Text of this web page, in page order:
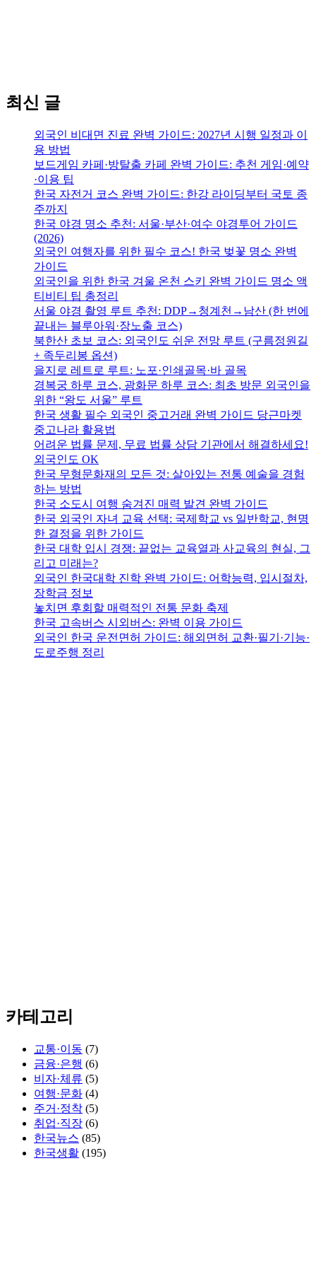
최신 글
외국인 비대면 진료 완벽 가이드: 2027년 시행 일정과 이
용 방법
보드게임 카페·방탈출 카페 완벽 가이드: 추천 게임·예약
·이용 팁
한국 자전거 코스 완벽 가이드: 한강 라이딩부터 국토 종
주까지
한국 야경 명소 추천: 서울·부산·여수 야경투어 가이드
(2026)
외국인 여행자를 위한 필수 코스! 한국 벚꽃 명소 완벽
가이드
외국인을 위한 한국 겨울 온천 스키 완벽 가이드 명소 액
티비티 팁 총정리
서울 야경 촬영 루트 추천: DDP→청계천→남산 (한 번에
끝내는 블루아워·장노출 코스)
북한산 초보 코스: 외국인도 쉬운 전망 루트 (구름정원길
+ 족두리봉 옵션)
을지로 레트로 루트: 노포·인쇄골목·바 골목
경복궁 하루 코스, 광화문 하루 코스: 최초 방문 외국인을
위한 “왕도 서울” 루트
한국 생활 필수 외국인 중고거래 완벽 가이드 당근마켓
중고나라 활용법
어려운 법률 문제, 무료 법률 상담 기관에서 해결하세요!
외국인도 OK
한국 무형문화재의 모든 것: 살아있는 전통 예술을 경험
하는 방법
한국 소도시 여행 숨겨진 매력 발견 완벽 가이드
한국 외국인 자녀 교육 선택: 국제학교 vs 일반학교, 현명
한 결정을 위한 가이드
한국 대학 입시 경쟁: 끝없는 교육열과 사교육의 현실, 그
리고 미래는?
외국인 한국대학 진학 완벽 가이드: 어학능력, 입시절차,
장학금 정보
놓치면 후회할 매력적인 전통 문화 축제
한국 고속버스 시외버스: 완벽 이용 가이드
외국인 한국 운전면허 가이드: 해외면허 교환·필기·기능·
도로주행 정리
카테고리
교통·이동 (7)
금융·은행 (6)
비자·체류 (5)
여행·문화 (4)
주거·정착 (5)
취업·직장 (6)
한국뉴스 (85)
한국생활 (195)